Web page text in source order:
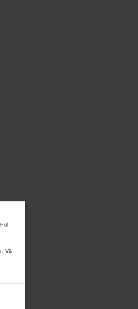
ul
Vă